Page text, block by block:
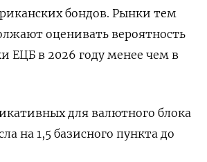
бондов. ​Рынки ​тем
оценивать вероятность
‌ЕЦБ в ‌2026 году менее чем в
для валютного ‌блока
на ​1,5 базисного пункта ‌до